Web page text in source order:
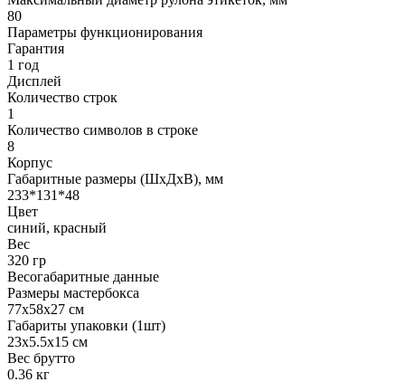
80
Параметры функционирования
Гарантия
1 год
Дисплей
Количество строк
1
Количество символов в строке
8
Корпус
Габаритные размеры (ШхДхВ), мм
233*131*48
Цвет
синий, красный
Вес
320 гр
Весогабаритные данные
Размеры мастербокса
77х58х27 см
Габариты упаковки (1шт)
23х5.5х15 см
Вес брутто
0.36 кг